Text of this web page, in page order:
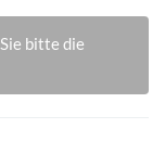
bitte die